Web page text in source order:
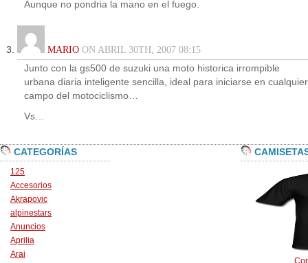
Aunque no pondria la mano en el fuego.
MARIO ON ABRIL 30TH, 2007 08:15
Junto con la gs500 de suzuki una moto historica irrompible
urbana diaria inteligente sencilla, ideal para iniciarse en cualquier
campo del motociclismo…
Vs…
CATEGORÍAS
125
Accesorios
Akrapovic
alpinestars
Anuncios
Aprilia
Arai